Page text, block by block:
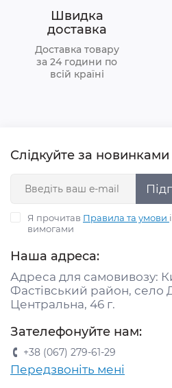
Швидка
доставка
Доставка товару
за 24 години по
всій країні
Слідкуйте за новинками
Я прочитав Правила та умови
вимогами
Наша адреса:
Адреса для самовивозу:
Фастівський район, село
Центральна, 46 г.
Зателефонуйте нам:
+38 (067) 279-61-29
Передзвоніть мені